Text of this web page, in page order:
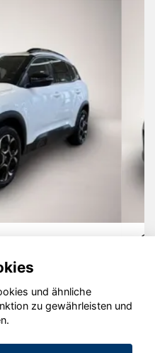
2020 - 2026
und ähnliche
zu gewährleisten und